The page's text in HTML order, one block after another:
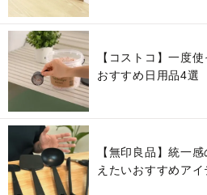
【コストコ】一度
おすすめ日用品4選
【無印良品】統一
えたいおすすめアイ